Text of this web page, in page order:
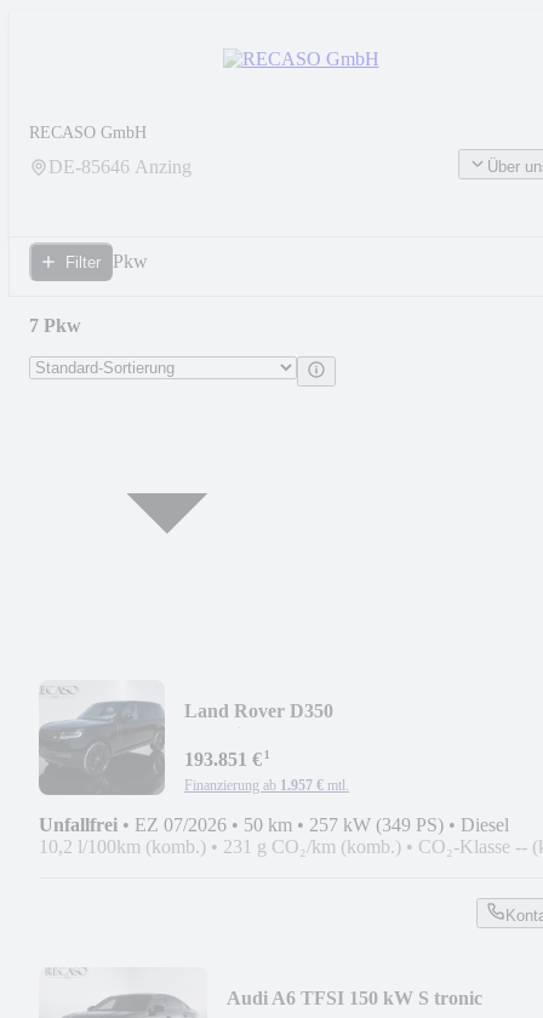
RECASO GmbH
DE-85646 Anzing Über
Filter Pkw
7 Pkw
Land Rover D350
193.851 €¹
Finanzierung ab 1.957 € mtl.
Unfallfrei • EZ 07/2026 • 50 km • 257 kW (349 PS) • Diesel
10,2 l/100km (komb.) • 231 g CO₂/km (komb.) • CO₂-Klasse --
Audi A6 TFSI 150 kW S tronic